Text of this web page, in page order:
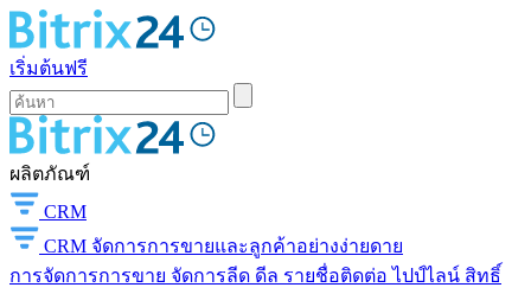
เริ่มต้นฟรี
ผลิตภัณฑ์
CRM
CRM จัดการการขายและลูกค้าอย่างง่ายดาย
การจัดการการขาย จัดการลีด ดีล รายชื่อติดต่อ ไปป์ไลน์ สิทธิ์